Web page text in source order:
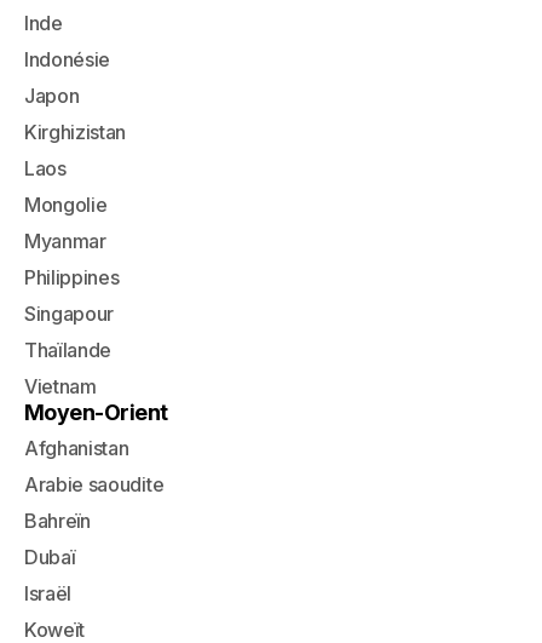
Inde
Indonésie
Japon
Kirghizistan
Laos
Mongolie
Myanmar
Philippines
Singapour
Thaïlande
Vietnam
Moyen-Orient
Afghanistan
Arabie saoudite
Bahreïn
Dubaï
Israël
Koweït